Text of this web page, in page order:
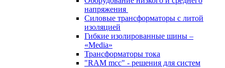
напряжения
Силовые трансформаторы с литой
изоляцией
Гибкие изолированные шины –
«Media»
Трансформаторы тока
"RAM mcc" - решения для систем